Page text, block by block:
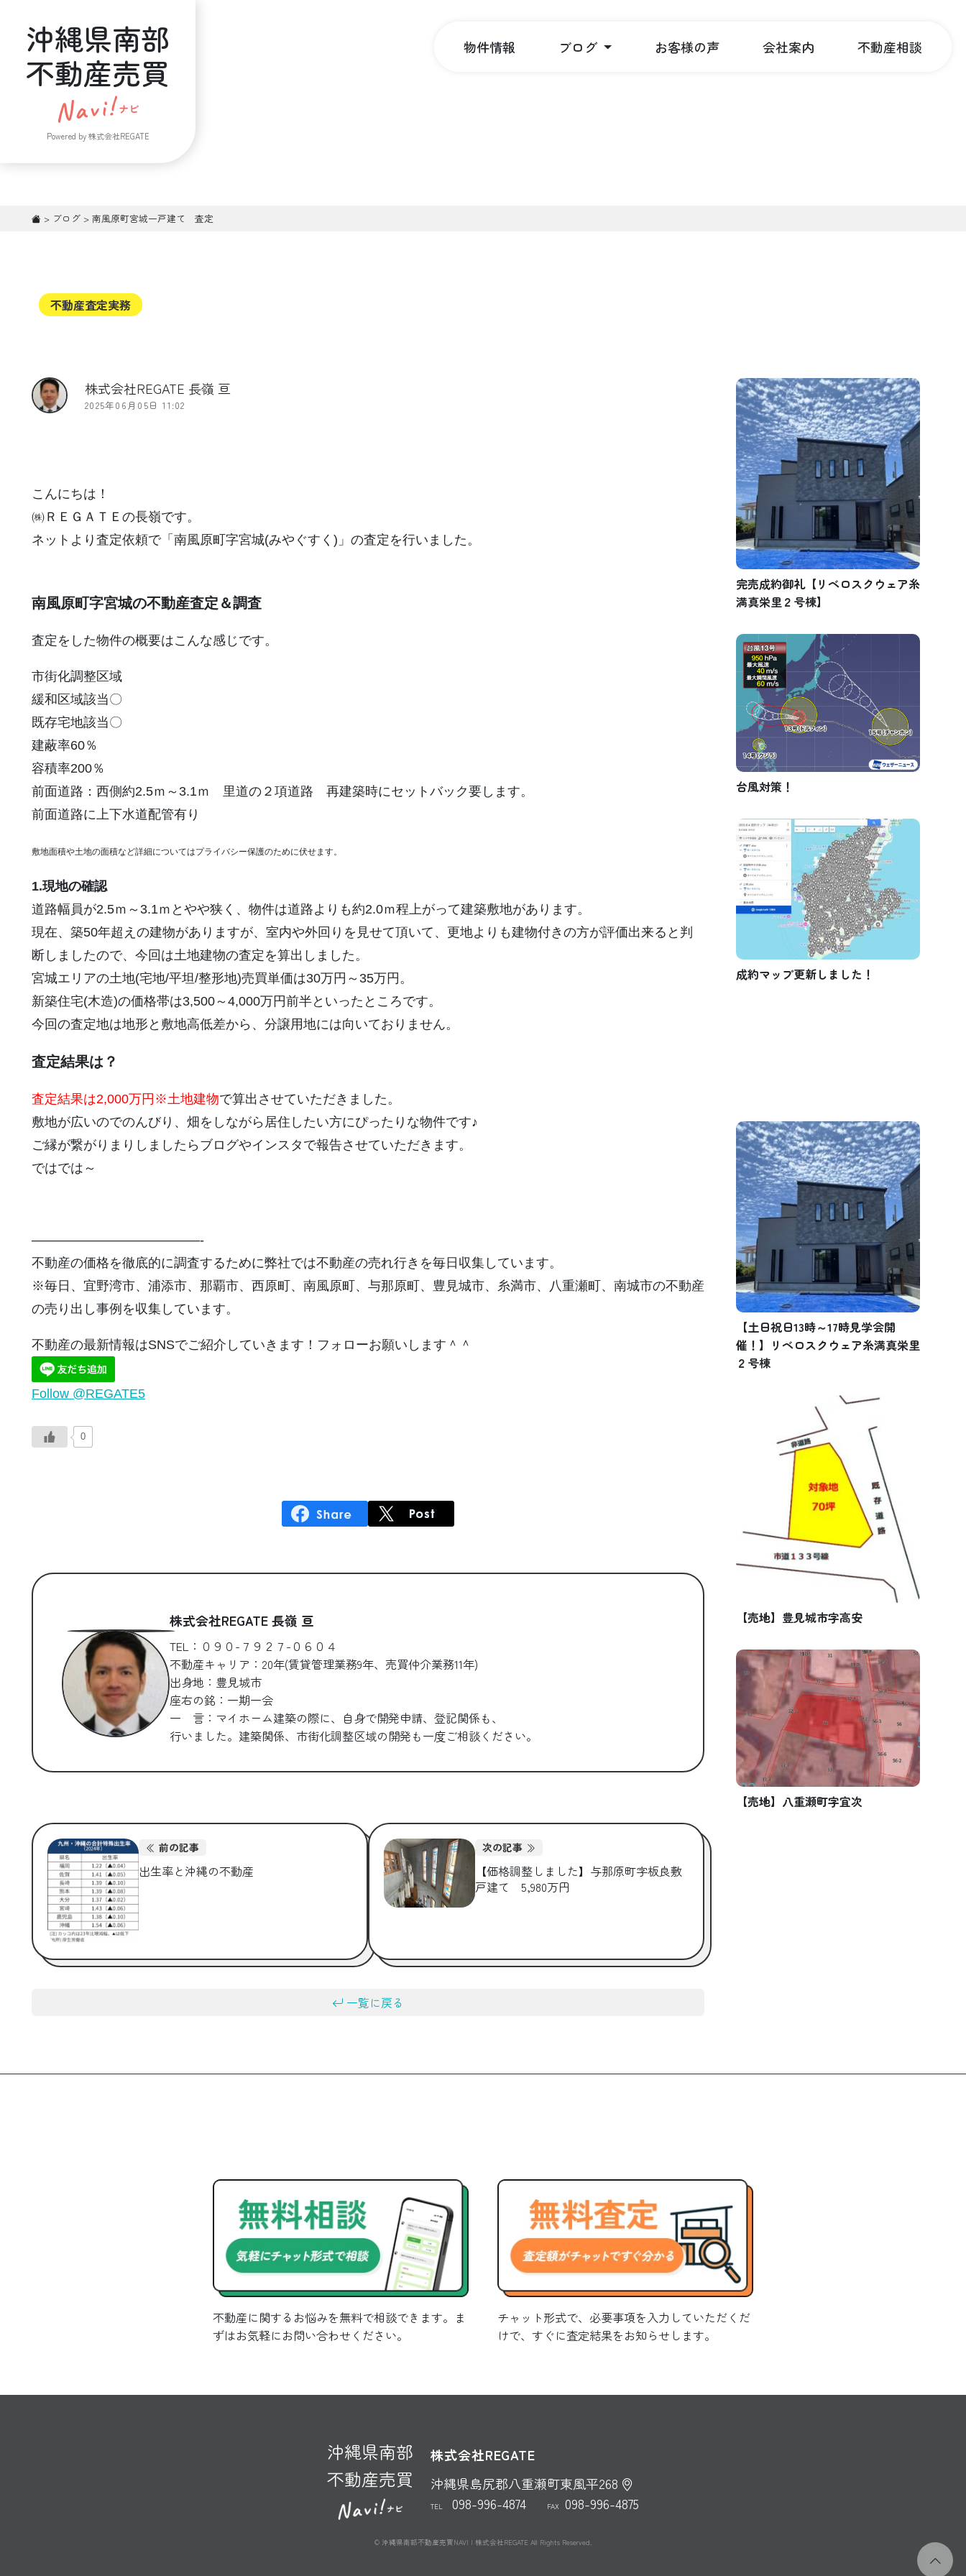
沖縄県南部
不動産売買
Powered by 株式会社REGATE
物件情報 ブログ お客様の声 会社案内 不動産相談
> ブログ > 南風原町宮城一戸建て 査定
不動産査定実務
株式会社REGATE 長嶺 亘
2025年06月05日 11:02
こんにちは！
㈱ＲＥＧＡＴＥの長嶺です。
ネットより査定依頼で「南風原町字宮城(みやぐすく)」の査定を行いました。
南風原町字宮城の不動産査定＆調査
査定をした物件の概要はこんな感じです。
市街化調整区域
緩和区域該当〇
既存宅地該当〇
建蔽率60％
容積率200％
前面道路：西側約2.5ｍ～3.1ｍ 里道の２項道路 再建築時にセットバック要します。
前面道路に上下水道配管有り
敷地面積や土地の面積など詳細についてはプライバシー保護のために伏せます。
1.現地の確認
道路幅員が2.5ｍ～3.1ｍとやや狭く、物件は道路よりも約2.0ｍ程上がって建築敷地があります。
現在、築50年超えの建物がありますが、室内や外回りを見せて頂いて、更地よりも建物付きの方が評価出来ると判
断しましたので、今回は土地建物の査定を算出しました。
宮城エリアの土地(宅地/平坦/整形地)売買単価は30万円～35万円。
新築住宅(木造)の価格帯は3,500～4,000万円前半といったところです。
今回の査定地は地形と敷地高低差から、分譲用地には向いておりません。
査定結果は？
査定結果は2,000万円※土地建物で算出させていただきました。
敷地が広いのでのんびり、畑をしながら居住したい方にぴったりな物件です♪
ご縁が繋がりまりしましたらブログやインスタで報告させていただきます。
ではでは～
—————————————-
不動産の価格を徹底的に調査するために弊社では不動産の売れ行きを毎日収集しています。
※毎日、宜野湾市、浦添市、那覇市、西原町、南風原町、与那原町、豊見城市、糸満市、八重瀬町、南城市の不動産
の売り出し事例を収集しています。
不動産の最新情報はSNSでご紹介していきます！フォローお願いします＾＾
Follow @REGATE5
0
株式会社REGATE 長嶺 亘
TEL：０９０-７９２７-０６０４
不動産キャリア：20年(賃貸管理業務9年、売買仲介業務11年)
出身地：豊見城市
座右の銘：一期一会
一 言：マイホーム建築の際に、自身で開発申請、登記関係も、
行いました。建築関係、市街化調整区域の開発も一度ご相談ください。
前の記事
出生率と沖縄の不動産
次の記事
【価格調整しました】与那原町字板良敷
戸建て 5,980万円
一覧に戻る
完売成約御礼【リベロスクウェア糸
満真栄里２号棟】
台風対策！
成約マップ更新しました！
【土日祝日13時～17時見学会開
催！】リベロスクウェア糸満真栄里
２号棟
【売地】豊見城市字高安
【売地】八重瀬町字宜次
不動産に関するお悩みを無料で相談できます。ま
ずはお気軽にお問い合わせください。
チャット形式で、必要事項を入力していただくだ
けで、すぐに査定結果をお知らせします。
沖縄県南部
不動産売買
株式会社REGATE
沖縄県島尻郡八重瀬町東風平268
TEL 098-996-4874 FAX 098-996-4875
© 沖縄県南部不動産売買NAVI | 株式会社REGATE All Rights Reserved.